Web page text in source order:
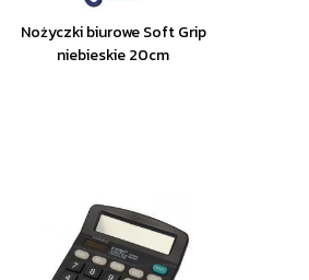
Nożyczki biurowe Soft Grip
niebieskie 20cm